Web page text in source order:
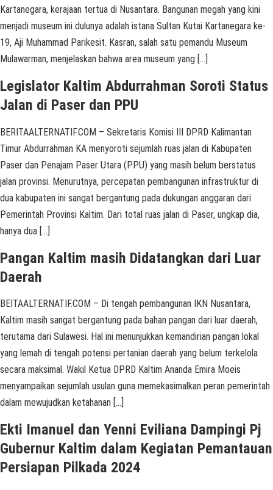
Kartanegara, kerajaan tertua di Nusantara. Bangunan megah yang kini
menjadi museum ini dulunya adalah istana Sultan Kutai Kartanegara ke-
19, Aji Muhammad Parikesit. Kasran, salah satu pemandu Museum
Mulawarman, menjelaskan bahwa area museum yang […]
Legislator Kaltim Abdurrahman Soroti Status
Jalan di Paser dan PPU
BERITAALTERNATIF.COM – Sekretaris Komisi III DPRD Kalimantan
Timur Abdurrahman KA menyoroti sejumlah ruas jalan di Kabupaten
Paser dan Penajam Paser Utara (PPU) yang masih belum berstatus
jalan provinsi. Menurutnya, percepatan pembangunan infrastruktur di
dua kabupaten ini sangat bergantung pada dukungan anggaran dari
Pemerintah Provinsi Kaltim. Dari total ruas jalan di Paser, ungkap dia,
hanya dua […]
Pangan Kaltim masih Didatangkan dari Luar
Daerah
BEITAALTERNATIF.COM – Di tengah pembangunan IKN Nusantara,
Kaltim masih sangat bergantung pada bahan pangan dari luar daerah,
terutama dari Sulawesi. Hal ini menunjukkan kemandirian pangan lokal
yang lemah di tengah potensi pertanian daerah yang belum terkelola
secara maksimal. Wakil Ketua DPRD Kaltim Ananda Emira Moeis
menyampaikan sejumlah usulan guna memekasimalkan peran pemerintah
dalam mewujudkan ketahanan […]
Ekti Imanuel dan Yenni Eviliana Dampingi Pj
Gubernur Kaltim dalam Kegiatan Pemantauan
Persiapan Pilkada 2024